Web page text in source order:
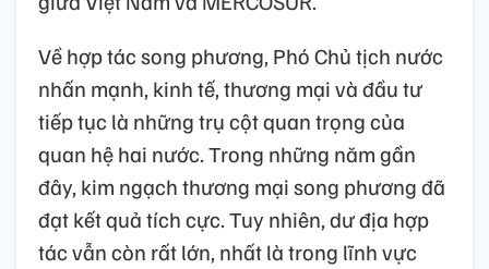
Về hợp tác song phương, Phó Chủ tịch nước
nhấn mạnh, kinh tế, thương mại và đầu tư
tiếp tục là những trụ cột quan trọng của
quan hệ hai nước. Trong những năm gần
đây, kim ngạch thương mại song phương đã
đạt kết quả tích cực. Tuy nhiên, dư địa hợp
tác vẫn còn rất lớn, nhất là trong lĩnh vực